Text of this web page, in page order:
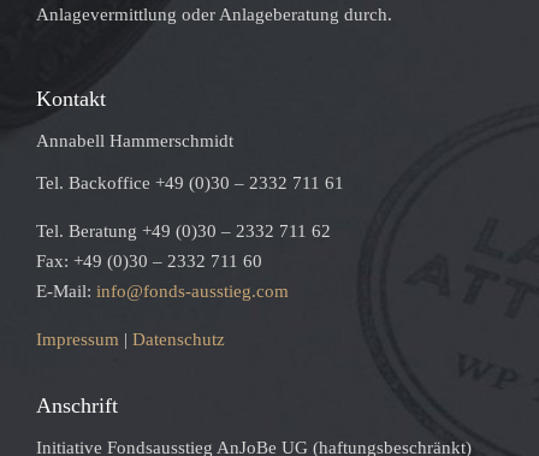
Anlagevermittlung oder Anlageberatung durch.
Kontakt
Annabell Hammerschmidt
Tel. Backoffice +49 (0)30 – 2332 711 61
Tel. Beratung +49 (0)30 – 2332 711 62
Fax: +49 (0)30 – 2332 711 60
E-Mail: info@fonds-ausstieg.com
Impressum | Datenschutz
Anschrift
Initiative Fondsausstieg AnJoBe UG (haftungsbeschränkt)